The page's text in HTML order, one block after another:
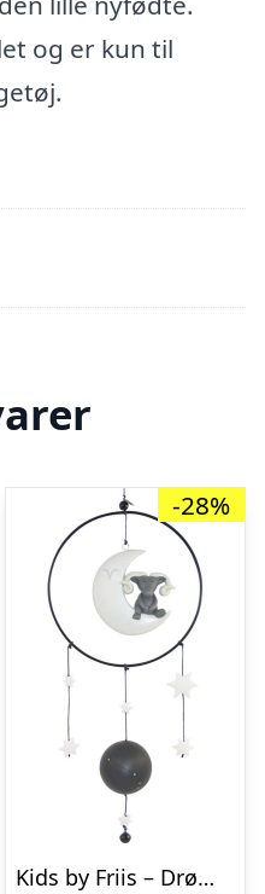
og er kun til
-28%
Kids by Friis – Drømmefanger uro, vædderen